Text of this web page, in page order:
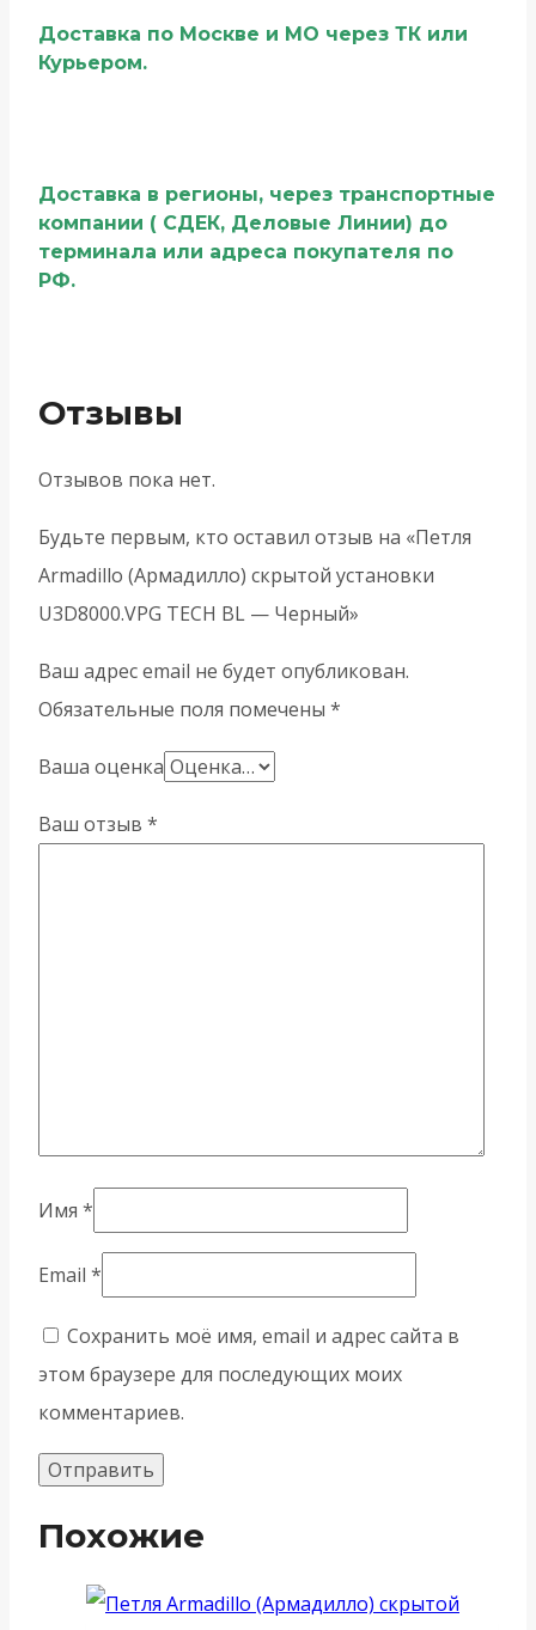
Доставка по Москве и МО через ТК или
Курьером.
Доставка в регионы, через транспортные
компании ( СДЕК, Деловые Линии) до
терминала или адреса покупателя по
РФ.
Отзывы
Отзывов пока нет.
Будьте первым, кто оставил отзыв на «Петля
Armadillo (Армадилло) скрытой установки
U3D8000.VPG TECH BL — Черный»
Ваш адрес email не будет опубликован.
Обязательные поля помечены *
Ваша оценка
Ваш отзыв *
Имя *
Email *
Сохранить моё имя, email и адрес сайта в
этом браузере для последующих моих
комментариев.
Похожие